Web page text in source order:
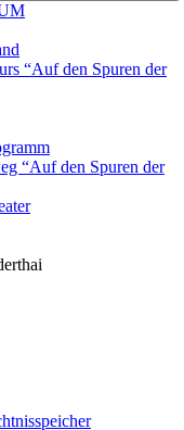
“Auf den Spuren der
“Auf den Spuren der